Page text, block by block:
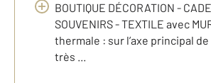
BOUTIQUE DÉCORATION -
SOUVENIRS - TEXTILE avec
thermale : sur l’axe principal
très ...